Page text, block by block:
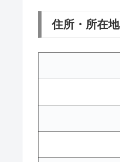
住所・所在地